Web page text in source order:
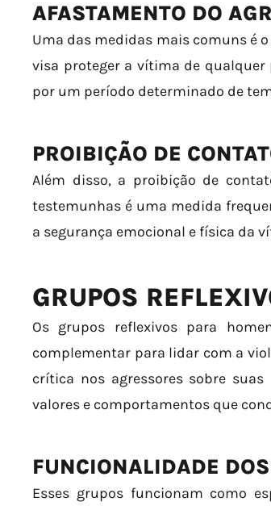
AFASTAMENTO DO
Uma das medidas mais comuns é
visa proteger a vítima de
por um período determinado de
PROIBIÇÃO DE
Além disso, a proibição de
testemunhas é uma medida
a segurança emocional e física da
GRUPOS
Os grupos reflexivos para
complementar para lidar com a
crítica nos agressores sobre
valores e comportamentos que
FUNCIONALIDADE
Esses grupos funcionam como